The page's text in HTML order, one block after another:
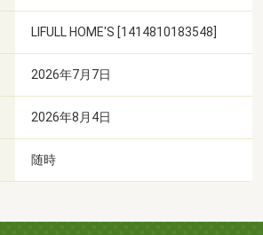
LIFULL HOME'S [1414810183548]
2026年7月7日
2026年8月4日
随時